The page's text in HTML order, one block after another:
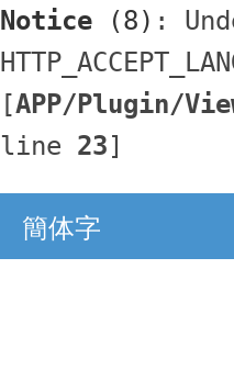
Notice (8) :
[APP/Plugin/
line 23]
簡体字